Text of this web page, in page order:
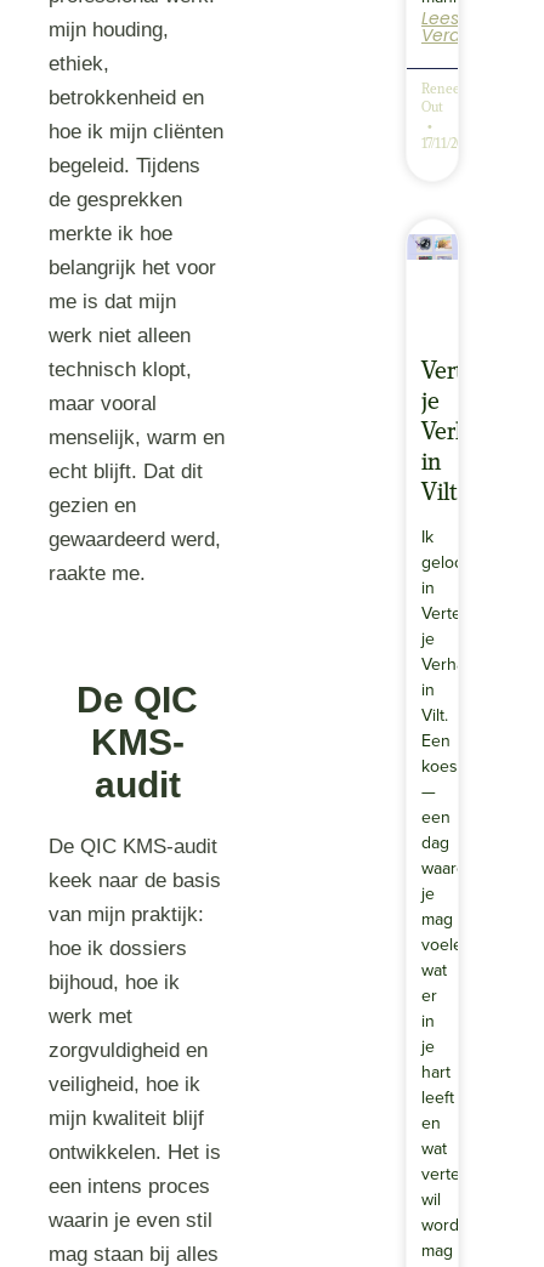
mijn houding,
ethiek,
betrokkenheid en
hoe ik mijn cliënten
begeleid. Tijdens
de gesprekken
merkte ik hoe
belangrijk het voor
me is dat mijn
werk niet alleen
technisch klopt,
maar vooral
menselijk, warm en
echt blijft. Dat dit
gezien en
gewaardeerd werd,
raakte me.
De QIC
KMS-
audit
De QIC KMS-audit
keek naar de basis
van mijn praktijk:
hoe ik dossiers
bijhoud, hoe ik
werk met
zorgvuldigheid en
veiligheid, hoe ik
mijn kwaliteit blijf
ontwikkelen. Het is
een intens proces
waarin je even stil
mag staan bij alles
Lees
Verder
Renee
Out
17/11/2025
Vertel
je
Verhaal
in
Vilt
Ik
geloof
in
Vertel
je
Verhaal
in
Vilt.
Een
koesterdag
—
een
dag
waarop
je
mag
voelen
wat
er
in
je
hart
leeft
en
wat
verteld
wil
worden.Je
mag